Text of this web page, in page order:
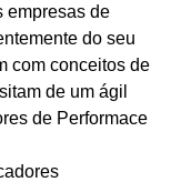
empresas de
do seu
com conceitos de
de um ágil
de Performace